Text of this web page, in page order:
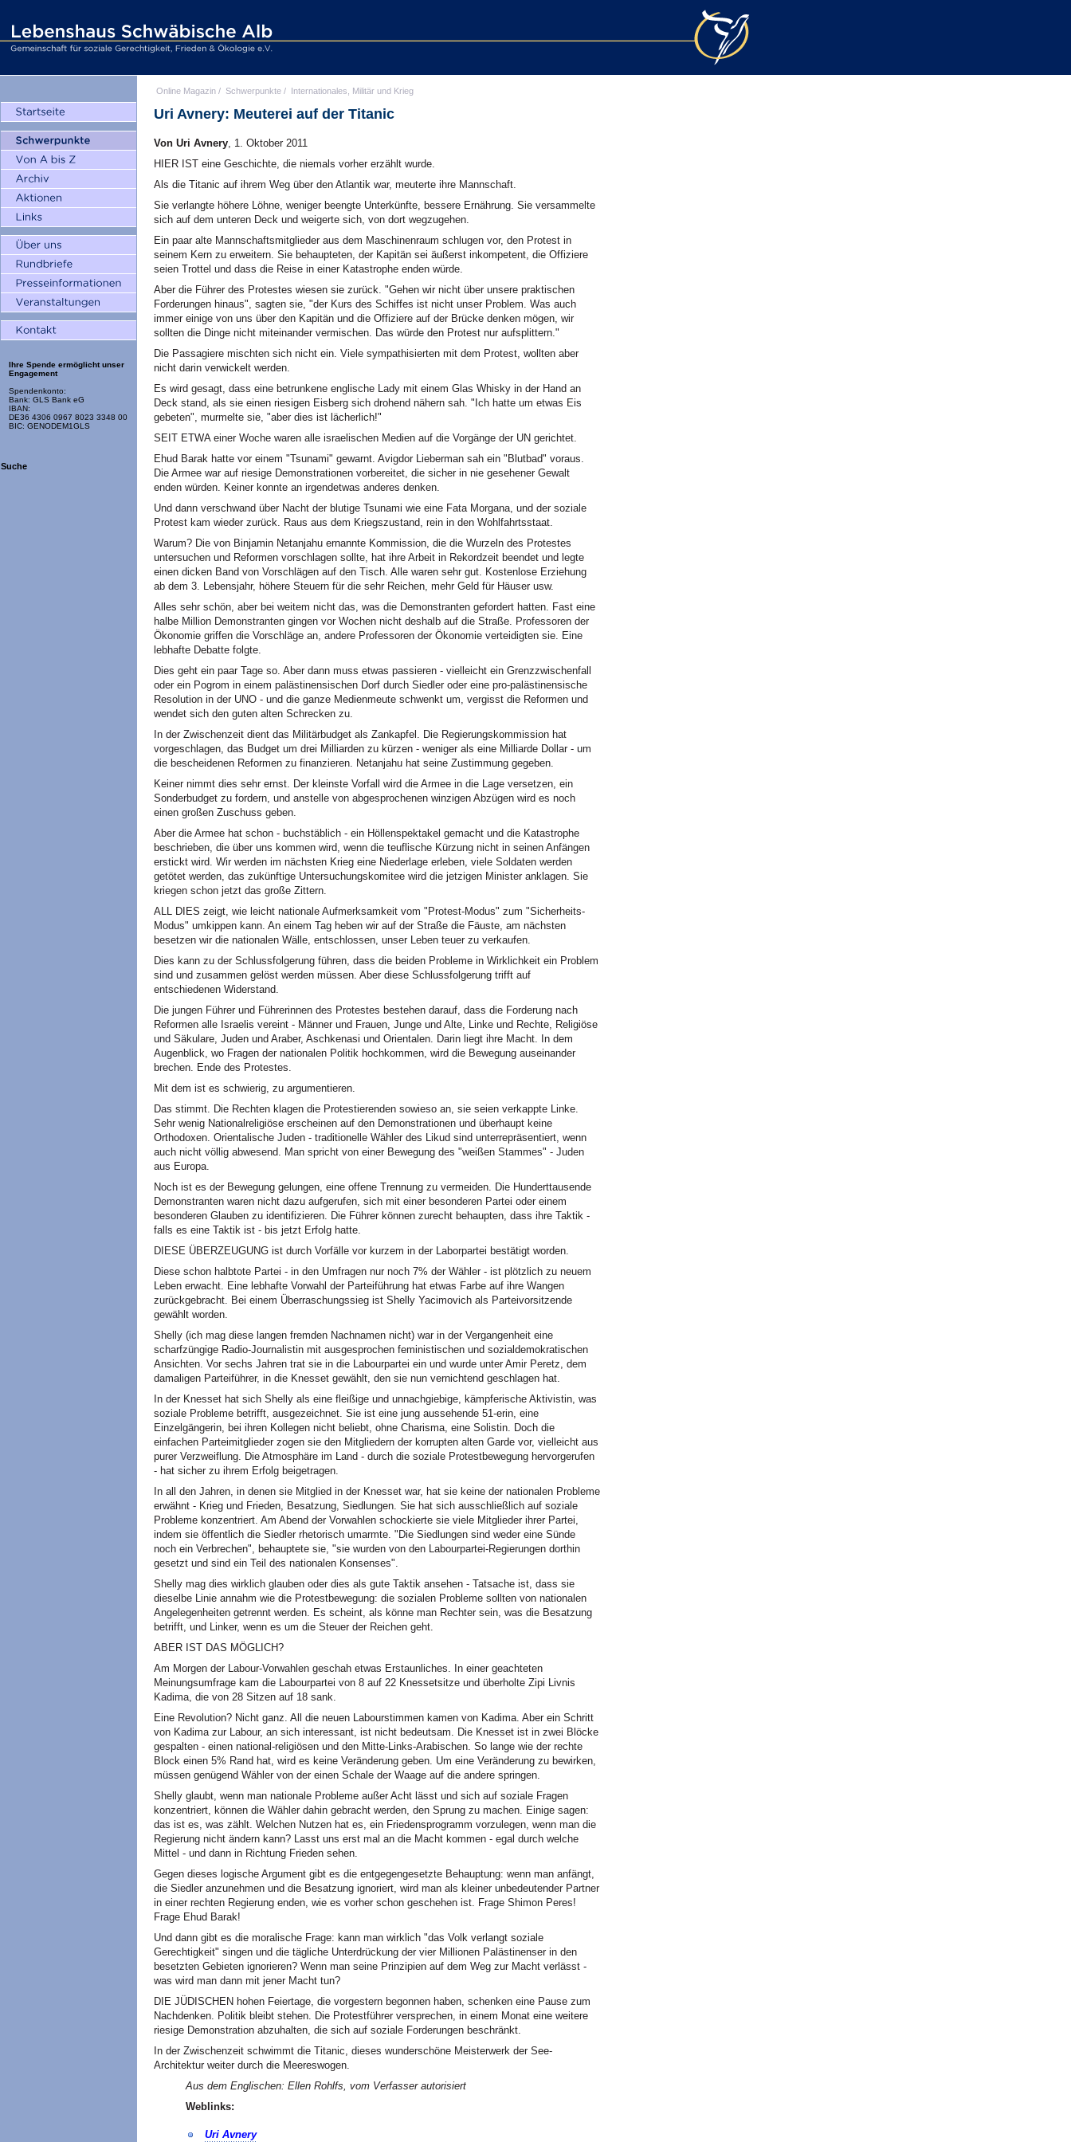
Ihre Spende ermöglicht unser
Engagement
Spendenkonto:
Bank: GLS Bank eG
IBAN:
DE36 4306 0967 8023 3348 00
BIC: GENODEM1GLS
Suche
Online Magazin / Schwerpunkte / Internationales, Militär und Krieg
Uri Avnery: Meuterei auf der Titanic
Von Uri Avnery, 1. Oktober 2011
HIER IST eine Geschichte, die niemals vorher erzählt wurde.
Als die Titanic auf ihrem Weg über den Atlantik war, meuterte ihre Mannschaft.
Sie verlangte höhere Löhne, weniger beengte Unterkünfte, bessere Ernährung. Sie versammelte
sich auf dem unteren Deck und weigerte sich, von dort wegzugehen.
Ein paar alte Mannschaftsmitglieder aus dem Maschinenraum schlugen vor, den Protest in
seinem Kern zu erweitern. Sie behaupteten, der Kapitän sei äußerst inkompetent, die Offiziere
seien Trottel und dass die Reise in einer Katastrophe enden würde.
Aber die Führer des Protestes wiesen sie zurück. "Gehen wir nicht über unsere praktischen
Forderungen hinaus", sagten sie, "der Kurs des Schiffes ist nicht unser Problem. Was auch
immer einige von uns über den Kapitän und die Offiziere auf der Brücke denken mögen, wir
sollten die Dinge nicht miteinander vermischen. Das würde den Protest nur aufsplittern."
Die Passagiere mischten sich nicht ein. Viele sympathisierten mit dem Protest, wollten aber
nicht darin verwickelt werden.
Es wird gesagt, dass eine betrunkene englische Lady mit einem Glas Whisky in der Hand an
Deck stand, als sie einen riesigen Eisberg sich drohend nähern sah. "Ich hatte um etwas Eis
gebeten", murmelte sie, "aber dies ist lächerlich!"
SEIT ETWA einer Woche waren alle israelischen Medien auf die Vorgänge der UN gerichtet.
Ehud Barak hatte vor einem "Tsunami" gewarnt. Avigdor Lieberman sah ein "Blutbad" voraus.
Die Armee war auf riesige Demonstrationen vorbereitet, die sicher in nie gesehener Gewalt
enden würden. Keiner konnte an irgendetwas anderes denken.
Und dann verschwand über Nacht der blutige Tsunami wie eine Fata Morgana, und der soziale
Protest kam wieder zurück. Raus aus dem Kriegszustand, rein in den Wohlfahrtsstaat.
Warum? Die von Binjamin Netanjahu ernannte Kommission, die die Wurzeln des Protestes
untersuchen und Reformen vorschlagen sollte, hat ihre Arbeit in Rekordzeit beendet und legte
einen dicken Band von Vorschlägen auf den Tisch. Alle waren sehr gut. Kostenlose Erziehung
ab dem 3. Lebensjahr, höhere Steuern für die sehr Reichen, mehr Geld für Häuser usw.
Alles sehr schön, aber bei weitem nicht das, was die Demonstranten gefordert hatten. Fast eine
halbe Million Demonstranten gingen vor Wochen nicht deshalb auf die Straße. Professoren der
Ökonomie griffen die Vorschläge an, andere Professoren der Ökonomie verteidigten sie. Eine
lebhafte Debatte folgte.
Dies geht ein paar Tage so. Aber dann muss etwas passieren - vielleicht ein Grenzzwischenfall
oder ein Pogrom in einem palästinensischen Dorf durch Siedler oder eine pro-palästinensische
Resolution in der UNO - und die ganze Medienmeute schwenkt um, vergisst die Reformen und
wendet sich den guten alten Schrecken zu.
In der Zwischenzeit dient das Militärbudget als Zankapfel. Die Regierungskommission hat
vorgeschlagen, das Budget um drei Milliarden zu kürzen - weniger als eine Milliarde Dollar - um
die bescheidenen Reformen zu finanzieren. Netanjahu hat seine Zustimmung gegeben.
Keiner nimmt dies sehr ernst. Der kleinste Vorfall wird die Armee in die Lage versetzen, ein
Sonderbudget zu fordern, und anstelle von abgesprochenen winzigen Abzügen wird es noch
einen großen Zuschuss geben.
Aber die Armee hat schon - buchstäblich - ein Höllenspektakel gemacht und die Katastrophe
beschrieben, die über uns kommen wird, wenn die teuflische Kürzung nicht in seinen Anfängen
erstickt wird. Wir werden im nächsten Krieg eine Niederlage erleben, viele Soldaten werden
getötet werden, das zukünftige Untersuchungskomitee wird die jetzigen Minister anklagen. Sie
kriegen schon jetzt das große Zittern.
ALL DIES zeigt, wie leicht nationale Aufmerksamkeit vom "Protest-Modus" zum "Sicherheits-
Modus" umkippen kann. An einem Tag heben wir auf der Straße die Fäuste, am nächsten
besetzen wir die nationalen Wälle, entschlossen, unser Leben teuer zu verkaufen.
Dies kann zu der Schlussfolgerung führen, dass die beiden Probleme in Wirklichkeit ein Problem
sind und zusammen gelöst werden müssen. Aber diese Schlussfolgerung trifft auf
entschiedenen Widerstand.
Die jungen Führer und Führerinnen des Protestes bestehen darauf, dass die Forderung nach
Reformen alle Israelis vereint - Männer und Frauen, Junge und Alte, Linke und Rechte, Religiöse
und Säkulare, Juden und Araber, Aschkenasi und Orientalen. Darin liegt ihre Macht. In dem
Augenblick, wo Fragen der nationalen Politik hochkommen, wird die Bewegung auseinander
brechen. Ende des Protestes.
Mit dem ist es schwierig, zu argumentieren.
Das stimmt. Die Rechten klagen die Protestierenden sowieso an, sie seien verkappte Linke.
Sehr wenig Nationalreligiöse erscheinen auf den Demonstrationen und überhaupt keine
Orthodoxen. Orientalische Juden - traditionelle Wähler des Likud sind unterrepräsentiert, wenn
auch nicht völlig abwesend. Man spricht von einer Bewegung des "weißen Stammes" - Juden
aus Europa.
Noch ist es der Bewegung gelungen, eine offene Trennung zu vermeiden. Die Hunderttausende
Demonstranten waren nicht dazu aufgerufen, sich mit einer besonderen Partei oder einem
besonderen Glauben zu identifizieren. Die Führer können zurecht behaupten, dass ihre Taktik -
falls es eine Taktik ist - bis jetzt Erfolg hatte.
DIESE ÜBERZEUGUNG ist durch Vorfälle vor kurzem in der Laborpartei bestätigt worden.
Diese schon halbtote Partei - in den Umfragen nur noch 7% der Wähler - ist plötzlich zu neuem
Leben erwacht. Eine lebhafte Vorwahl der Parteiführung hat etwas Farbe auf ihre Wangen
zurückgebracht. Bei einem Überraschungssieg ist Shelly Yacimovich als Parteivorsitzende
gewählt worden.
Shelly (ich mag diese langen fremden Nachnamen nicht) war in der Vergangenheit eine
scharfzüngige Radio-Journalistin mit ausgesprochen feministischen und sozialdemokratischen
Ansichten. Vor sechs Jahren trat sie in die Labourpartei ein und wurde unter Amir Peretz, dem
damaligen Parteiführer, in die Knesset gewählt, den sie nun vernichtend geschlagen hat.
In der Knesset hat sich Shelly als eine fleißige und unnachgiebige, kämpferische Aktivistin, was
soziale Probleme betrifft, ausgezeichnet. Sie ist eine jung aussehende 51-erin, eine
Einzelgängerin, bei ihren Kollegen nicht beliebt, ohne Charisma, eine Solistin. Doch die
einfachen Parteimitglieder zogen sie den Mitgliedern der korrupten alten Garde vor, vielleicht aus
purer Verzweiflung. Die Atmosphäre im Land - durch die soziale Protestbewegung hervorgerufen
- hat sicher zu ihrem Erfolg beigetragen.
In all den Jahren, in denen sie Mitglied in der Knesset war, hat sie keine der nationalen Probleme
erwähnt - Krieg und Frieden, Besatzung, Siedlungen. Sie hat sich ausschließlich auf soziale
Probleme konzentriert. Am Abend der Vorwahlen schockierte sie viele Mitglieder ihrer Partei,
indem sie öffentlich die Siedler rhetorisch umarmte. "Die Siedlungen sind weder eine Sünde
noch ein Verbrechen", behauptete sie, "sie wurden von den Labourpartei-Regierungen dorthin
gesetzt und sind ein Teil des nationalen Konsenses".
Shelly mag dies wirklich glauben oder dies als gute Taktik ansehen - Tatsache ist, dass sie
dieselbe Linie annahm wie die Protestbewegung: die sozialen Probleme sollten von nationalen
Angelegenheiten getrennt werden. Es scheint, als könne man Rechter sein, was die Besatzung
betrifft, und Linker, wenn es um die Steuer der Reichen geht.
ABER IST DAS MÖGLICH?
Am Morgen der Labour-Vorwahlen geschah etwas Erstaunliches. In einer geachteten
Meinungsumfrage kam die Labourpartei von 8 auf 22 Knessetsitze und überholte Zipi Livnis
Kadima, die von 28 Sitzen auf 18 sank.
Eine Revolution? Nicht ganz. All die neuen Labourstimmen kamen von Kadima. Aber ein Schritt
von Kadima zur Labour, an sich interessant, ist nicht bedeutsam. Die Knesset ist in zwei Blöcke
gespalten - einen national-religiösen und den Mitte-Links-Arabischen. So lange wie der rechte
Block einen 5% Rand hat, wird es keine Veränderung geben. Um eine Veränderung zu bewirken,
müssen genügend Wähler von der einen Schale der Waage auf die andere springen.
Shelly glaubt, wenn man nationale Probleme außer Acht lässt und sich auf soziale Fragen
konzentriert, können die Wähler dahin gebracht werden, den Sprung zu machen. Einige sagen:
das ist es, was zählt. Welchen Nutzen hat es, ein Friedensprogramm vorzulegen, wenn man die
Regierung nicht ändern kann? Lasst uns erst mal an die Macht kommen - egal durch welche
Mittel - und dann in Richtung Frieden sehen.
Gegen dieses logische Argument gibt es die entgegengesetzte Behauptung: wenn man anfängt,
die Siedler anzunehmen und die Besatzung ignoriert, wird man als kleiner unbedeutender Partner
in einer rechten Regierung enden, wie es vorher schon geschehen ist. Frage Shimon Peres!
Frage Ehud Barak!
Und dann gibt es die moralische Frage: kann man wirklich "das Volk verlangt soziale
Gerechtigkeit" singen und die tägliche Unterdrückung der vier Millionen Palästinenser in den
besetzten Gebieten ignorieren? Wenn man seine Prinzipien auf dem Weg zur Macht verlässt -
was wird man dann mit jener Macht tun?
DIE JÜDISCHEN hohen Feiertage, die vorgestern begonnen haben, schenken eine Pause zum
Nachdenken. Politik bleibt stehen. Die Protestführer versprechen, in einem Monat eine weitere
riesige Demonstration abzuhalten, die sich auf soziale Forderungen beschränkt.
In der Zwischenzeit schwimmt die Titanic, dieses wunderschöne Meisterwerk der See-
Architektur weiter durch die Meereswogen.
Aus dem Englischen: Ellen Rohlfs, vom Verfasser autorisiert
Weblinks:
Uri Avnery